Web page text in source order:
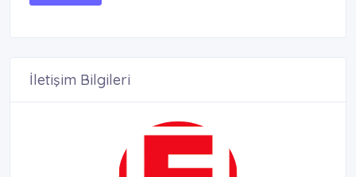
İletişim Bilgileri